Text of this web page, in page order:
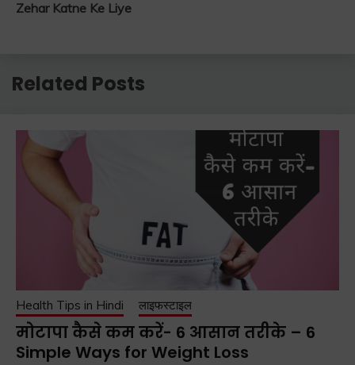
Zehar Katne Ke Liye
Related Posts
Health Tips in Hindi लाइफस्टाइल
मोटापा कैसे कम करें- 6 आसान तरीके – 6
Simple Ways for Weight Loss